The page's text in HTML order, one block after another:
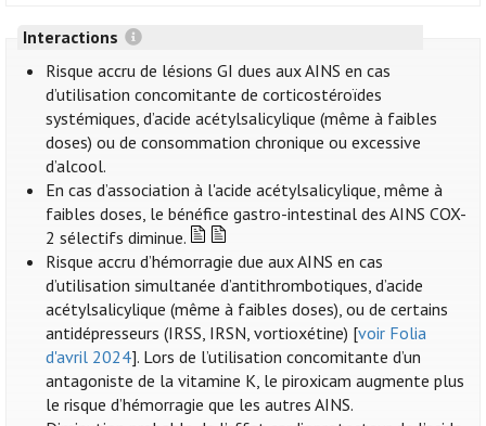
Interactions
Risque accru de lésions GI dues aux AINS en cas
d’utilisation concomitante de corticostéroïdes
systémiques, d’acide acétylsalicylique (même à faibles
doses) ou de consommation chronique ou excessive
d’alcool.
En cas d’association à l'acide acétylsalicylique, même à
faibles doses, le bénéfice gastro-intestinal des AINS COX-
2 sélectifs diminue.
Risque accru d’hémorragie due aux AINS en cas
d’utilisation simultanée d’antithrombotiques, d’acide
acétylsalicylique (même à faibles doses), ou de certains
antidépresseurs (IRSS, IRSN, vortioxétine) [voir Folia
d'avril 2024]. Lors de l’utilisation concomitante d’un
antagoniste de la vitamine K, le piroxicam augmente plus
le risque d’hémorragie que les autres AINS.